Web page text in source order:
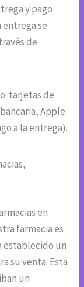
y pago
se
de
tarjetas de
Apple
a la entrega).
en
farmacia es
un
su venta. Esta
un